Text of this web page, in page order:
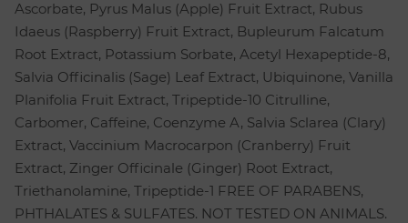
Ascorbate, Pyrus Malus (Apple) Fruit Extract, Rubus
Idaeus (Raspberry) Fruit Extract, Bupleurum Falcatum
Root Extract, Potassium Sorbate, Acetyl Hexapeptide-8,
Salvia Officinalis (Sage) Leaf Extract, Ubiquinone, Vanilla
Planifolia Fruit Extract, Tripeptide-10 Citrulline,
Carbomer, Caffeine, Coenzyme A, Salvia Sclarea (Clary)
Extract, Vaccinium Macrocarpon (Cranberry) Fruit
Extract, Zinger Officinale (Ginger) Root Extract,
Triethanolamine, Tripeptide-1 FREE OF PARABENS,
PHTHALATES & SULFATES. NOT TESTED ON ANIMALS.